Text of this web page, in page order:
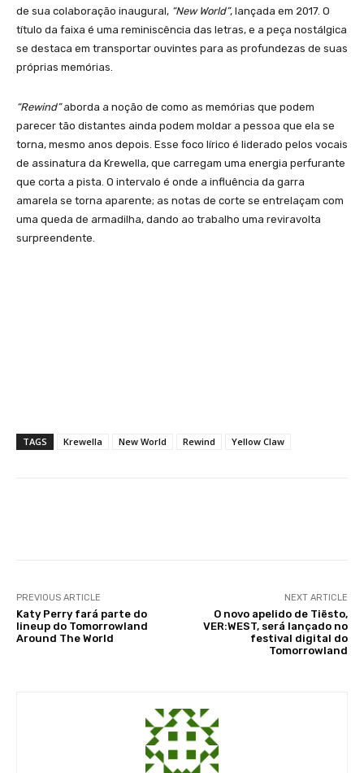
de sua colaboração inaugural, “New World”, lançada em 2017. O
título da faixa é uma reminiscência das letras, e a peça nostálgica
se destaca em transportar ouvintes para as profundezas de suas
próprias memórias.
“Rewind”aborda a noção de como as memórias que podem
parecer tão distantes ainda podem moldar a pessoa que ela se
torna, mesmo anos depois. Esse foco lírico é liderado pelos vocais
de assinatura da Krewella, que carregam uma energia perfurante
que corta a pista. O intervalo é onde a influência da garra
amarela se torna aparente; as notas de corte se entrelaçam com
uma queda de armadilha, dando ao trabalho uma reviravolta
surpreendente.
TAGS Krewella New World Rewind Yellow Claw
PREVIOUS ARTICLE
Katy Perry fará parte do
lineup do Tomorrowland
Around The World
NEXT ARTICLE
O novo apelido de Tiësto,
VER:WEST, será lançado no
festival digital do
Tomorrowland